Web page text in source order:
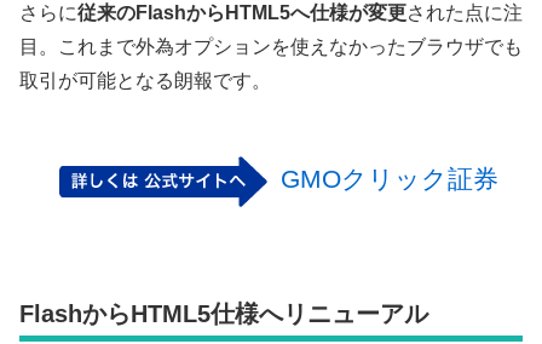
さらに従来のFlashからHTML5へ仕様が変更された点に注
目。これまで外為オプションを使えなかったブラウザでも
取引が可能となる朗報です。
GMOクリック証券
FlashからHTML5仕様へリニューアル